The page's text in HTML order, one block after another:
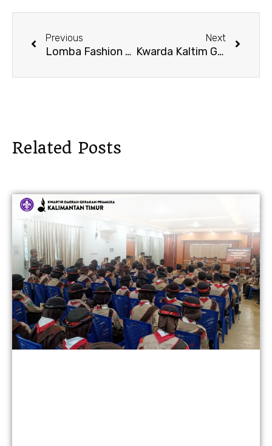
Previous
Lomba Fashion Show Seragam Pramuka Kaltim 2025, Tumbuhkan Kreativitas dan Percaya Diri Generasi Muda
Next
Kwarda Kaltim Gelar LKBB Penegak dan Pandega Tingkat Daerah Tahun 2025
Related Posts